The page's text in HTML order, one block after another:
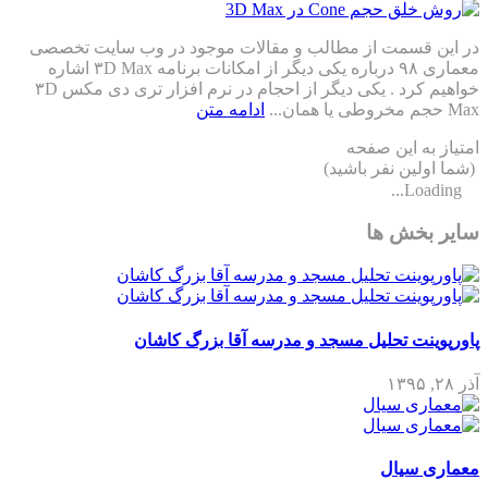
در این قسمت از مطالب و مقالات موجود در وب سایت تخصصی
معماری ۹۸ درباره یکی دیگر از امکانات برنامه ۳D Max اشاره
خواهیم کرد . یکی دیگر از احجام در نرم افزار تری دی مکس ۳D
Max حجم مخروطی یا همان...
ادامه متن
امتیاز به این صفحه
(شما اولین نفر باشید)
Loading...
سایر بخش ها
پاورپوینت تحلیل مسجد و مدرسه آقا بزرگ کاشان
آذر ۲۸, ۱۳۹۵
معماری سیال